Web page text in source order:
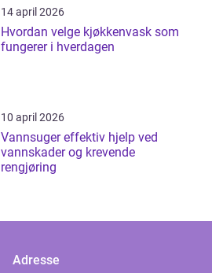
14 april 2026
Hvordan velge kjøkkenvask som
fungerer i hverdagen
10 april 2026
Vannsuger effektiv hjelp ved
vannskader og krevende
rengjøring
Adresse